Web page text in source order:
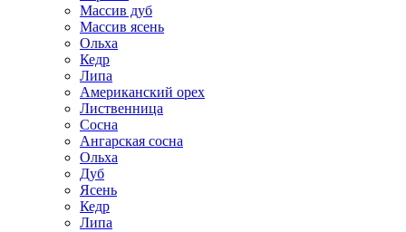
Массив дуб
Массив ясень
Ольха
Кедр
Липа
Американский орех
Лиственница
Сосна
Ангарская сосна
Ольха
Дуб
Ясень
Кедр
Липа